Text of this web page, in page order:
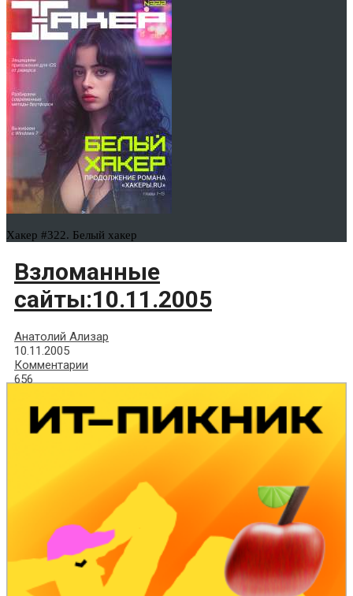
Хакер #322. Белый хакер
Взломанные
сайты:10.11.2005
Анатолий Ализар
10.11.2005
Комментарии
656